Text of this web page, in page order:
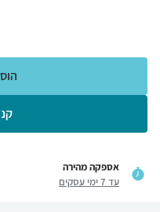
אספקה מהירה
עד 7 ימי עסקים